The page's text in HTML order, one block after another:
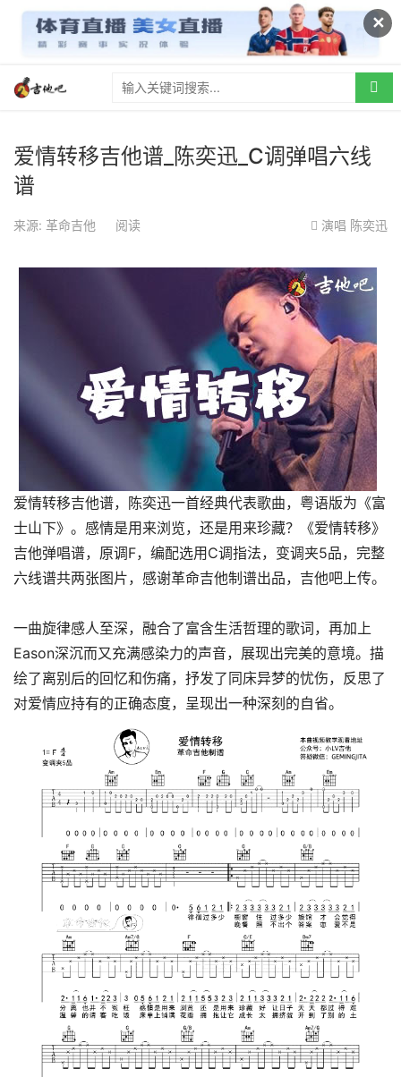
✕
爱情转移吉他谱_陈奕迅_C调弹唱六线
谱
来源: 革命吉他 阅读 演唱 陈奕迅
爱情转移吉他谱，陈奕迅一首经典代表歌曲，粤语版为《富
士山下》。感情是用来浏览，还是用来珍藏？《爱情转移》
吉他弹唱谱，原调F，编配选用C调指法，变调夹5品，完整
六线谱共两张图片，感谢革命吉他制谱出品，吉他吧上传。
一曲旋律感人至深，融合了富含生活哲理的歌词，再加上
Eason深沉而又充满感染力的声音，展现出完美的意境。描
绘了离别后的回忆和伤痛，抒发了同床异梦的忧伤，反思了
对爱情应持有的正确态度，呈现出一种深刻的自省。